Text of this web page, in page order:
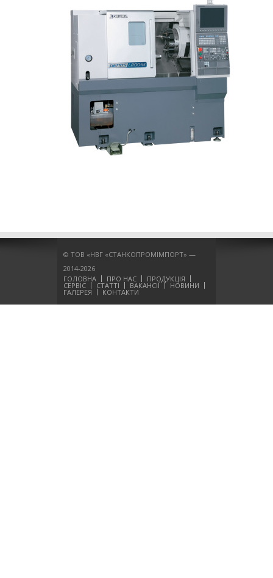
© ТОВ «НВГ «СТАНКОПРОМІМПОРТ» —
2014-2026
ГОЛОВНА
ПРО НАС ПРОДУКЦІЯ
СЕРВІС СТАТТІ ВАКАНСІЇ НОВИНИ
ГАЛЕРЕЯ КОНТАКТИ